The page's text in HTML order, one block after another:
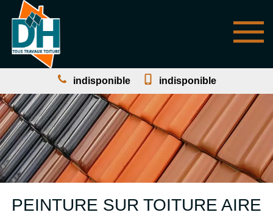
indisponible indisponible
PEINTURE SUR TOITURE AIRE